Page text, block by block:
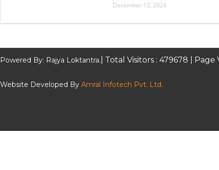
December 12, 2024
Powered By: Rajya Loktantra. | Total Visitors : 479678 | Page
Website Developed By Amral Infotech Pvt. Ltd.